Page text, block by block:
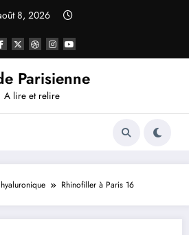
8, 2026
Parisienne
A lire et relire
Rhinofiller à Paris 16